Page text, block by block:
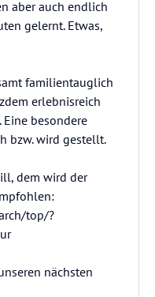
aber auch endlich
gelernt. Etwas,
familientauglich
erlebnisreich
besondere
bzw. wird gestellt.
dem wird der
top/?
nächsten